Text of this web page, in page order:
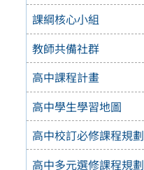
課綱核心小組
教師共備社群
高中課程計畫
高中學生學習地圖
高中校訂必修課程規劃
高中多元選修課程規劃